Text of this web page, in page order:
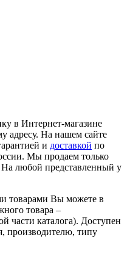
в Интернет-магазине
адресу. На нашем сайте
и доставкой по
Мы продаем только
любой представленный у
товарами Вы можете в
товара –
части каталога). Доступен
производителю, типу